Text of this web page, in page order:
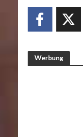
Werbung